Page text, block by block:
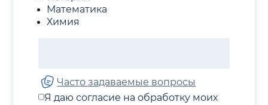
Математика
Химия
Часто задаваемые вопросы
Я даю согласие на обработку моих